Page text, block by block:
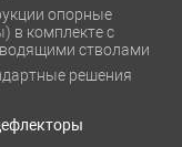
опорные
в комплекте с
стволами
решения